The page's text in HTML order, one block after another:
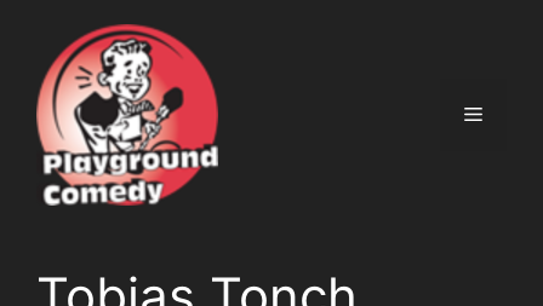
inhoud
Menu